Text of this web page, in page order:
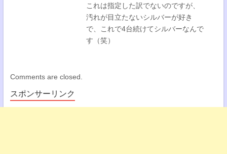
これは指定した訳でないのですが、
汚れが目立たないシルバーが好き
で、これで4台続けてシルバーなんで
す（笑）
Comments are closed.
スポンサーリンク